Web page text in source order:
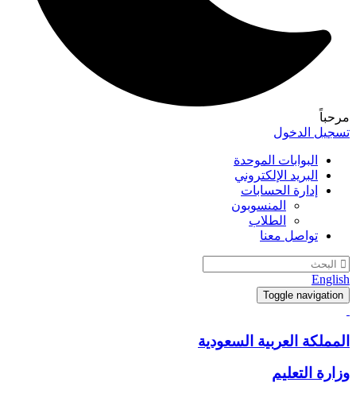
مرحباً
تسجيل الدخول
البوابات الموحدة
البريد الإلكتروني
إدارة الحسابات
المنسوبون
الطلاب
تواصل معنا
English
Toggle navigation
المملكة العربية السعودية
وزارة التعليم